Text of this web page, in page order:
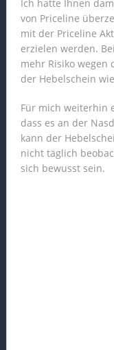
Ich hatte Ihnen
von Priceline
mit der Priceline
erzielen werden.
mehr Risiko wegen
der Hebelschein
Für mich weiterhin
dass es an der
kann der
nicht täglich
sich bewusst sein.